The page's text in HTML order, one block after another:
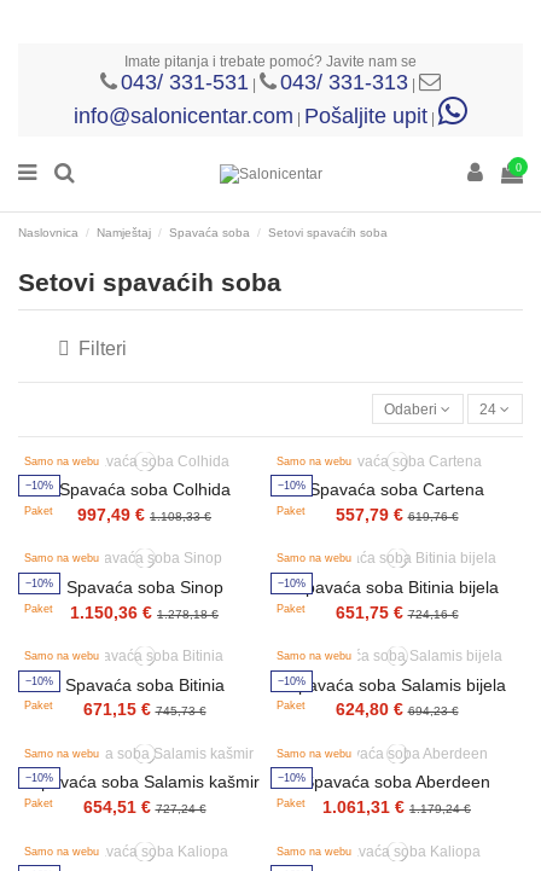
Imate pitanja i trebate pomoć? Javite nam se
043/ 331-531 | 043/ 331-313 |
info@salonicentar.com | Pošaljite upit |
0
Naslovnica Namještaj Spavaća soba Setovi spavaćih soba
Setovi spavaćih soba
Filteri
Odaberi 24
Samo na webu
−10%
Paket
Spavaća soba Colhida
997,49 € 1.108,33 €
Samo na webu
−10%
Paket
Spavaća soba Cartena
557,79 €619,76 €
Samo na webu
−10%
Paket
Spavaća soba Sinop
1.150,36 € 1.278,18 €
Samo na webu
−10%
Paket
Spavaća soba Bitinia bijela
651,75 €724,16 €
Samo na webu
−10%
Paket
Spavaća soba Bitinia
671,15 €745,73 €
Samo na webu
−10%
Paket
Spavaća soba Salamis bijela
624,80 €694,23 €
Samo na webu
−10%
Paket
Spavaća soba Salamis kašmir
654,51 €727,24 €
Samo na webu
−10%
Paket
Spavaća soba Aberdeen
1.061,31 € 1.179,24 €
Samo na webu
Samo na webu